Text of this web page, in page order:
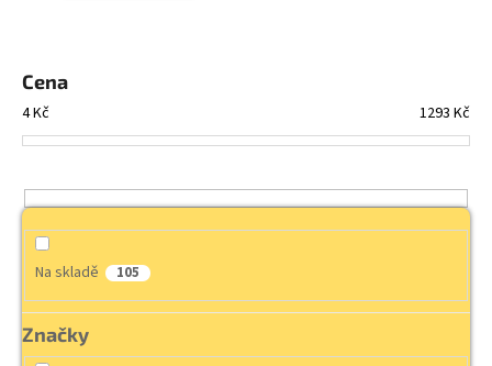
Cena
4Kč 1293 Kč
Na skladě 105
Značky
í
t
?
D